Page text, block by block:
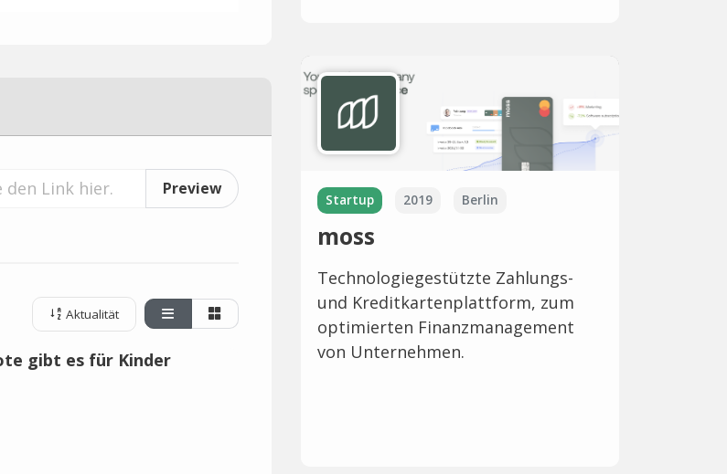
Preview
Aktualität
Startup 2019 Berlin
moss
Technologiegestützte Zahlungs-
und Kreditkartenplattform, zum
optimierten Finanzmanagement
von Unternehmen.